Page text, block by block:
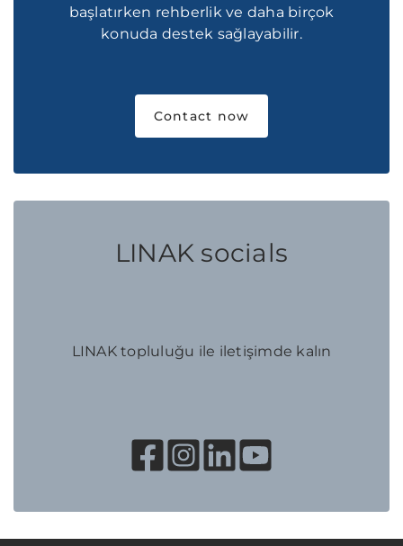
başlatırken rehberlik ve daha birçok
konuda destek sağlayabilir.
Contact now
LINAK socials
LINAK topluluğu ile iletişimde kalın